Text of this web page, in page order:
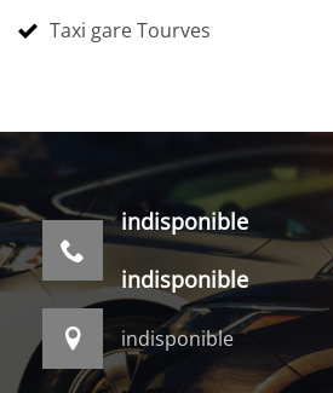
Taxi gare Tourves
indisponible
indisponible
indisponible